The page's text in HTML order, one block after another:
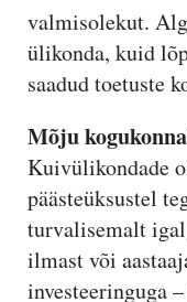
valmisolekut.
ülikonda, kuid
saadud toetuste
Mõju
Kuivülikondade
päästeüksustel
turvalisemalt
ilmast või
investeeringuga